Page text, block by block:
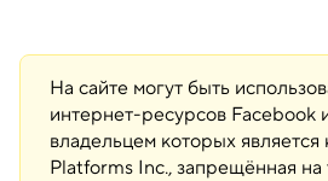
На сайте могут быть
интернет-ресурсов Facebook
владельцем которых
Platforms Inc., запрещённая